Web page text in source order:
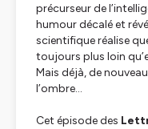
précurseur de
humour décalé et
scientifique réalise
toujours plus loin
Mais déjà, de
l’ombre…
Cet épisode des